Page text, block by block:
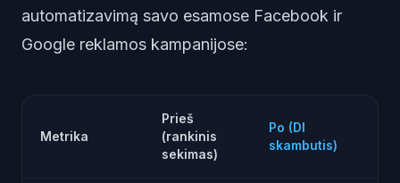
automatizavimą savo esamose Facebook ir
Google reklamos kampanijose:
Metrika
Prieš
(rankinis
sekimas)
Po (DI
skambutis)